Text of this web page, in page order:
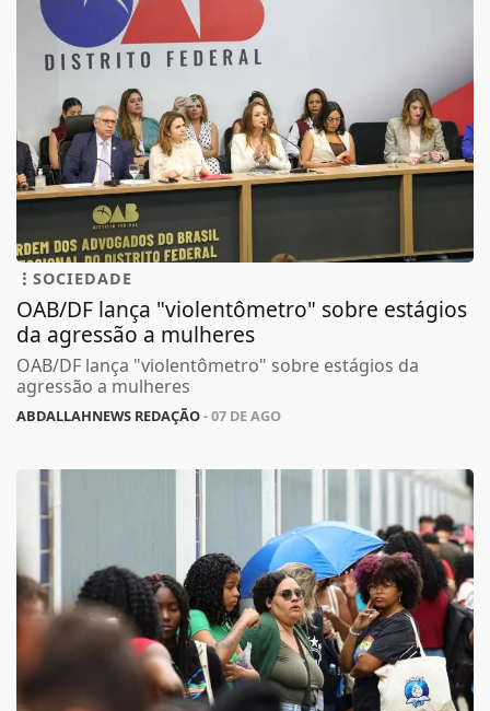
SOCIEDADE
OAB/DF lança "violentômetro" sobre estágios
da agressão a mulheres
OAB/DF lança "violentômetro" sobre estágios da
agressão a mulheres
ABDALLAHNEWS REDAÇÃO- 07 DE AGO